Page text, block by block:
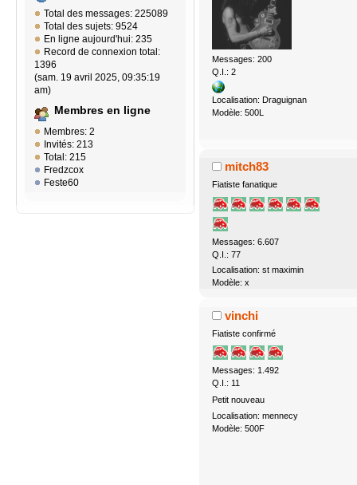
Total des messages: 225089
Total des sujets: 9524
En ligne aujourd'hui: 235
Record de connexion total:
1396
(sam. 19 avril 2025, 09:35:19
am)
Membres en ligne
Membres: 2
Invités: 213
Total: 215
Fredzcox
Feste60
Messages: 200
Q.I.: 2
Localisation: Draguignan
Modèle: 500L
mitch83
Fiatiste fanatique
Messages: 6.607
Q.I.: 77
Localisation: st maximin
Modèle: x
vinchi
Fiatiste confirmé
Messages: 1.492
Q.I.: 11
Petit nouveau
Localisation: mennecy
Modèle: 500F